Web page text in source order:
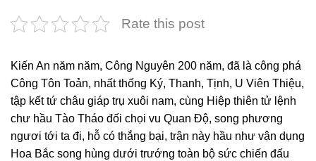
Rate this post
Kiến An năm năm, Công Nguyên 200 năm, đã là công phá
Công Tôn Toản, nhất thống Ký, Thanh, Tịnh, U Viên Thiệu,
tập kết tứ châu giáp trụ xuôi nam, cùng Hiệp thiên tử lệnh
chư hầu Tào Tháo đối chọi vu Quan Độ, song phương
ngươi tới ta đi, hỗ có thắng bại, trận này hầu như vận dụng
Hoa Bắc song hùng dưới trướng toàn bộ sức chiến đấu